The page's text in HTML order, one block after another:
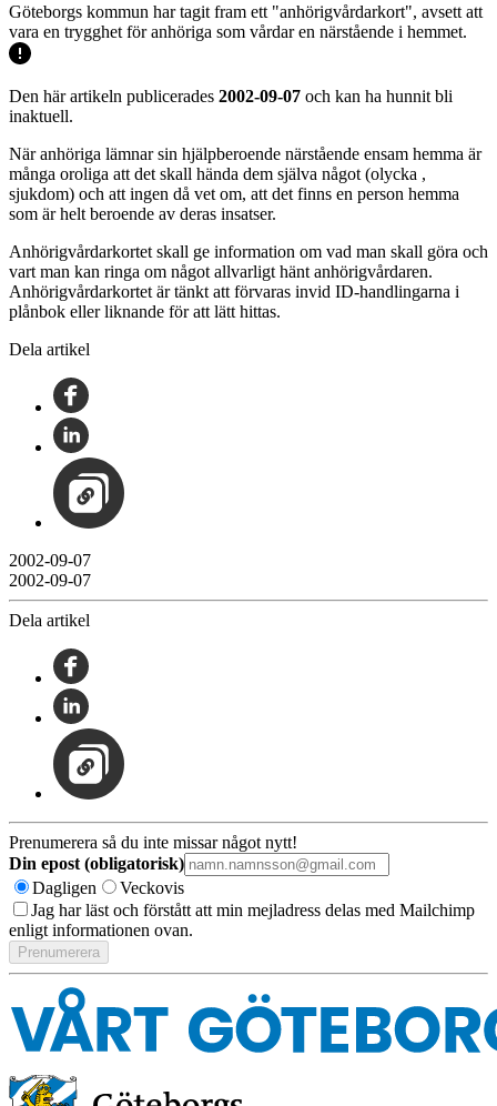
Göteborgs kommun har tagit fram ett "anhörigvårdarkort", avsett att
vara en trygghet för anhöriga som vårdar en närstående i hemmet.
Den här artikeln publicerades 2002-09-07 och kan ha hunnit bli
inaktuell.
När anhöriga lämnar sin hjälpberoende närstående ensam hemma är
många oroliga att det skall hända dem själva något (olycka ,
sjukdom) och att ingen då vet om, att det finns en person hemma
som är helt beroende av deras insatser.
Anhörigvårdarkortet skall ge information om vad man skall göra och
vart man kan ringa om något allvarligt hänt anhörigvårdaren.
Anhörigvårdarkortet är tänkt att förvaras invid ID-handlingarna i
plånbok eller liknande för att lätt hittas.
Dela artikel
2002-09-07
2002-09-07
Dela artikel
Prenumerera så du inte missar något nytt!
Din epost (obligatorisk)
Dagligen
Veckovis
Jag har läst och förstått att min mejladress delas med Mailchimp
enligt informationen ovan.